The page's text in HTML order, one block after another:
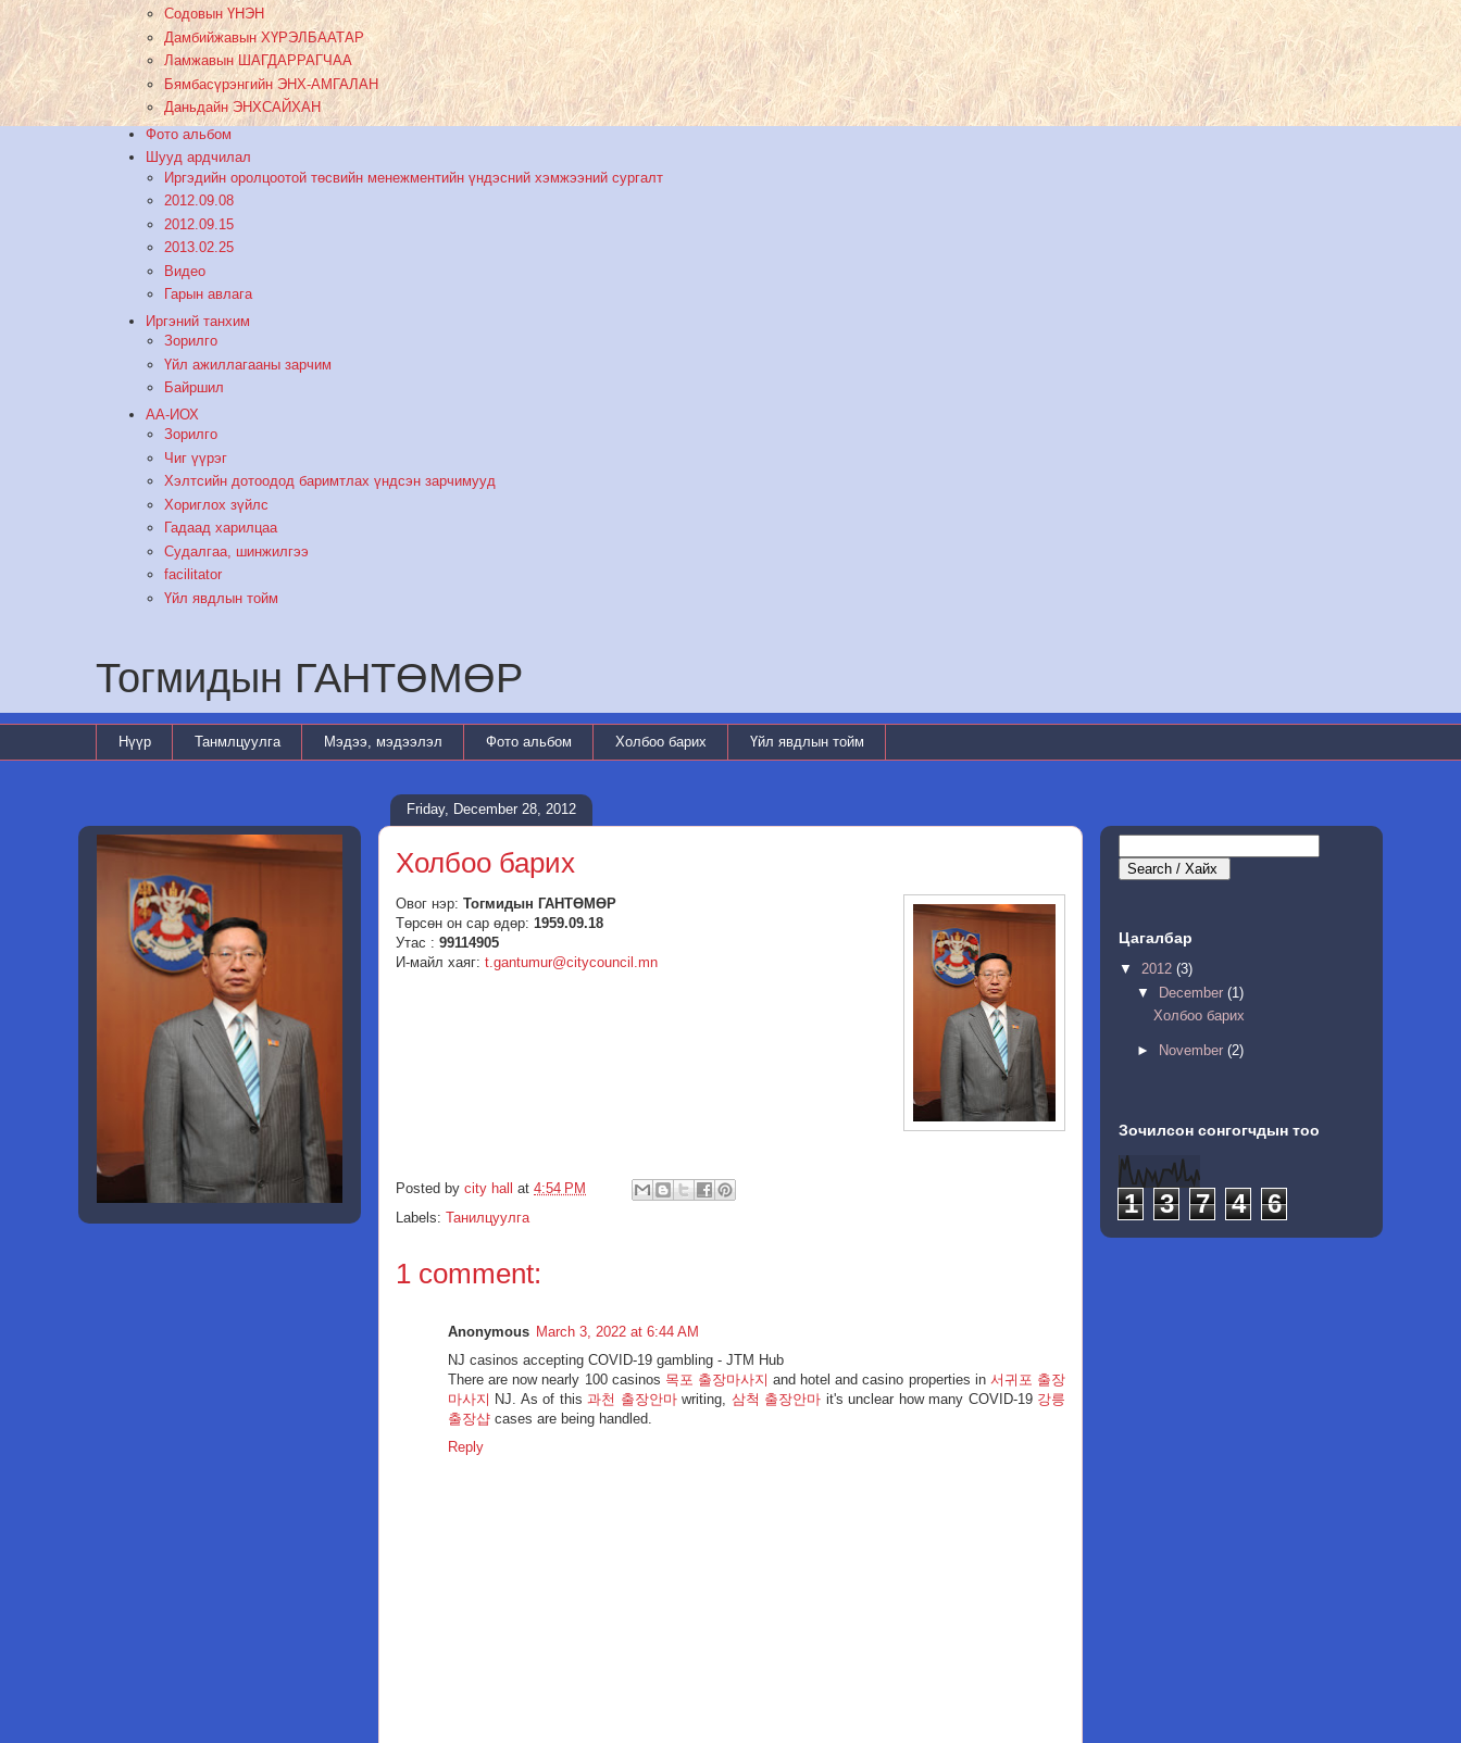
Содовын ҮНЭН
Дамбийжавын ХҮРЭЛБААТАР
Ламжавын ШАГДАРРАГЧАА
Бямбасүрэнгийн ЭНХ-АМГАЛАН
Даньдайн ЭНХСАЙХАН
Фото альбом
Шууд ардчилал
Иргэдийн оролцоотой төсвийн менежментийн үндэсний хэмжээний сургалт
2012.09.08
2012.09.15
2013.02.25
Видео
Гарын авлага
Иргэний танхим
Зорилго
Үйл ажиллагааны зарчим
Байршил
АА-ИОХ
Зорилго
Чиг үүрэг
Хэлтсийн дотоодод баримтлах үндсэн зарчимууд
Хориглох зүйлс
Гадаад харилцаа
Судалгаа, шинжилгээ
facilitator
Үйл явдлын тойм
Тогмидын ГАНТӨМӨР
Нүүр Танмлцуулга Мэдээ, мэдээлэл Фото альбом Холбоо барих Үйл явдлын тойм
Friday, December 28, 2012
Холбоо барих
Овог нэр: Тогмидын ГАНТӨМӨР
Төрсөн он сар өдөр: 1959.09.18
Утас : 99114905
И-майл хаяг: t.gantumur@citycouncil.mn
Posted by city hall at 4:54 PM
Labels: Танилцуулга
1 comment:
Anonymous March 3, 2022 at 6:44 AM
NJ casinos accepting COVID-19 gambling - JTM Hub
There are now nearly 100 casinos 목포 출장마사지 and hotel and casino properties in 서귀포 출장
마사지 NJ. As of this과천 출장안마writing, 삼척 출장안마 it's unclear how many COVID-19 강릉
출장샵 cases are being handled.
Reply
Цагалбар
▼ 2012 (3)
▼
December (1)
Холбоо барих
► November (2)
Зочилсон сонгогчдын тоо
1 3 7 4 6